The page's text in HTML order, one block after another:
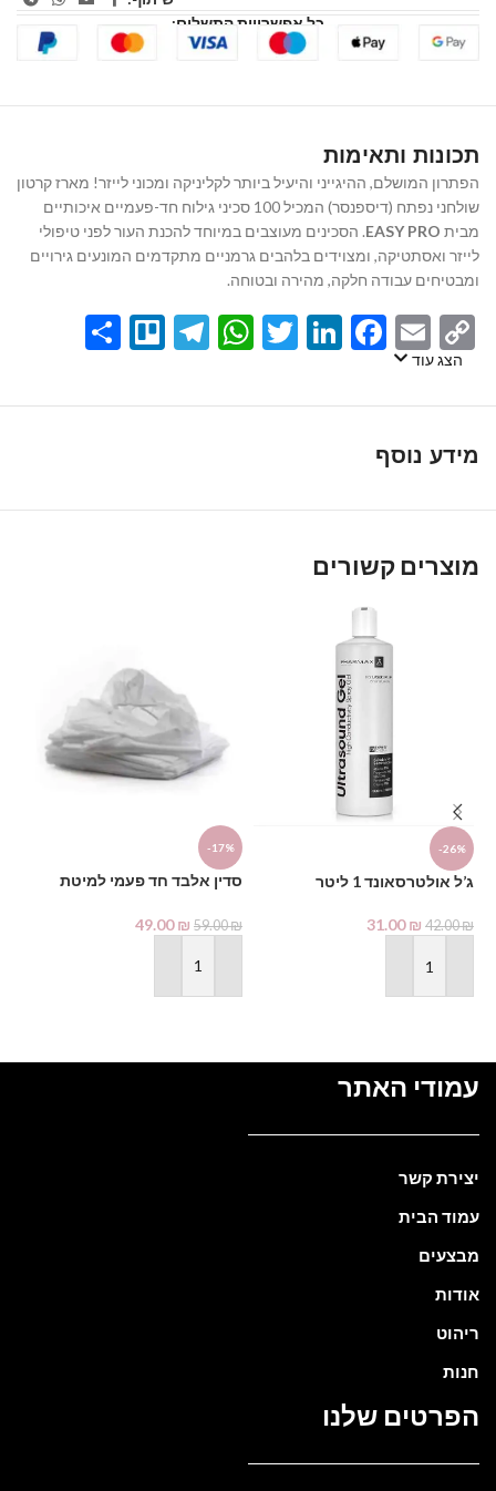
כל אפשרויות התשלום:
תכונות ותאימות
הפתרון המושלם, ההיגייני והיעיל ביותר לקליניקה ומכוני לייזר! מארז קרטון
שולחני נפתח (דיספנסר) המכיל 100 סכיני גילוח חד-פעמיים איכותיים
מבית EASY PRO. הסכינים מעוצבים במיוחד להכנת העור לפני טיפולי
לייזר ואסתטיקה, ומצוידים בלהבים גרמניים מתקדמים המונעים גירויים
ומבטיחים עבודה חלקה, מהירה ובטוחה.
Copy
Link
Email
Facebook
LinkedIn
Twitter
WhatsApp
Telegram
Trello
הצג עוד
מידע נוסף
מוצרים קשורים
-26%
⁦ג’ל אולטרסאונד 1 ליטר
42.00₪
31.00₪
הוספה לסל
-17%
סדין אלבד חד פעמי למיטת
59.00₪
49.00₪
הוספה לסל
עמודי האתר
יצירת קשר
עמוד הבית
מבצעים
אודות
ריהוט
חנות
הפרטים שלנו